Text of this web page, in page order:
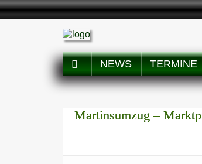
NEWS TERMINE
Martinsumzug –